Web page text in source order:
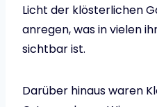
Licht der klösterlichen
anregen, was in vielen
sichtbar ist.
Darüber hinaus waren